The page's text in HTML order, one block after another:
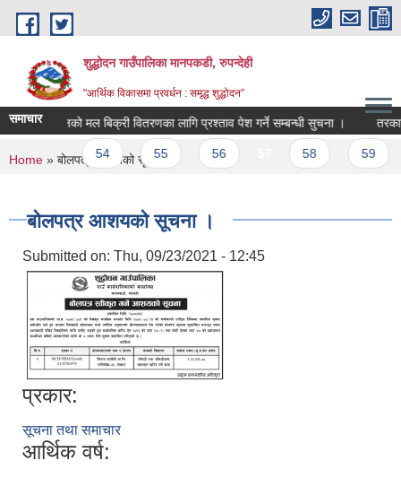
Skip to main content
शुद्धोदन गाउँपालिका मानपकडी, रुपन्देही
"आर्थिक विकासमा प्रवर्धन : समृद्ध शुद्धोदन”
समाचार
अनुदानको मल बिक्री वितरणका लागि प्रश्ताव पेश गर्ने सम्बन्धी सुचना । तरकारी
53 54 55
You are here
Home » बोलपत्र आशयको सूचना ।
बोलपत्र आशयको सूचना ।
Submitted on: Thu, 09/23/2021 - 12:45
प्रकार:
सूचना तथा समाचार
आर्थिक वर्ष: